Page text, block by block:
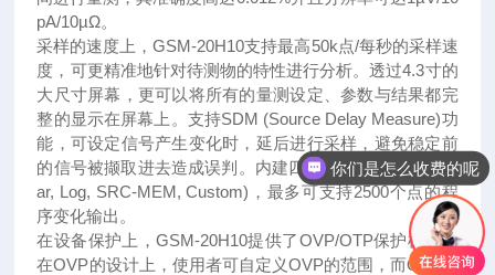
pA/10µΩ。
采样的速度上，GSM-20H10支持最高50k点/每秒的采样速
度，可更精准地针对待测物的特性进行分析。透过4.3寸的
大尺寸屏幕，更可以将所有的量测设定、参数与结果都完
整的显示在屏幕上。支持SDM (Source Delay Measure)功
能，可设定信号产生变化时，延后进行采样，避免稳定前
的信号被撷取进去造成误判。内建四种程序输出模式(Line
ar, Log, SRC-MEM, Custom)，最多可支持2500个点的程
序变化输出。
在设备保护上，GSM-20H10提供了OVP/OTP保护模式；
在OVP的设计上，使用者可自定义OVP的范围，而OTP的
你们是怎么收费的呢